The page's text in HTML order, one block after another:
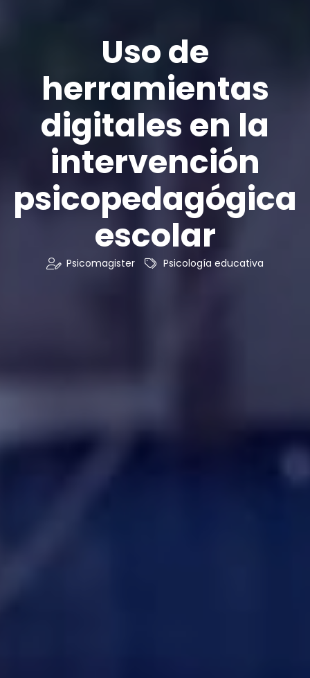
Uso de
herramientas
digitales en la
intervención
psicopedagógica
escolar
Psicomagister Psicología educativa